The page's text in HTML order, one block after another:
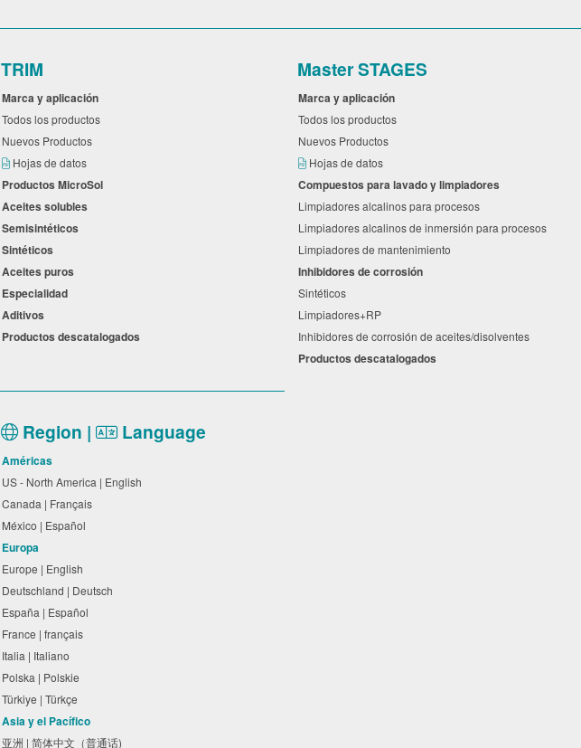
TRIM
Marca y aplicación
Todos los productos
Nuevos Productos
Hojas de datos
Productos MicroSol
Aceites solubles
Semisintéticos
Sintéticos
Aceites puros
Especialidad
Aditivos
Productos descatalogados
Master STAGES
Marca y aplicación
Todos los productos
Nuevos Productos
Hojas de datos
Compuestos para lavado y limpiadores
Limpiadores alcalinos para procesos
Limpiadores alcalinos de inmersión para procesos
Limpiadores de mantenimiento
Inhibidores de corrosión
Sintéticos
Limpiadores+RP
Inhibidores de corrosión de aceites/disolventes
Productos descatalogados
Region | Language
Américas
US - North America | English
Canada | Français
México | Español
Europa
Europe | English
Deutschland | Deutsch
España | Español
France | français
Italia | Italiano
Polska | Polskie
Türkiye | Türkçe
Asia y el Pacífico
亚洲 | 简体中文（普通话)